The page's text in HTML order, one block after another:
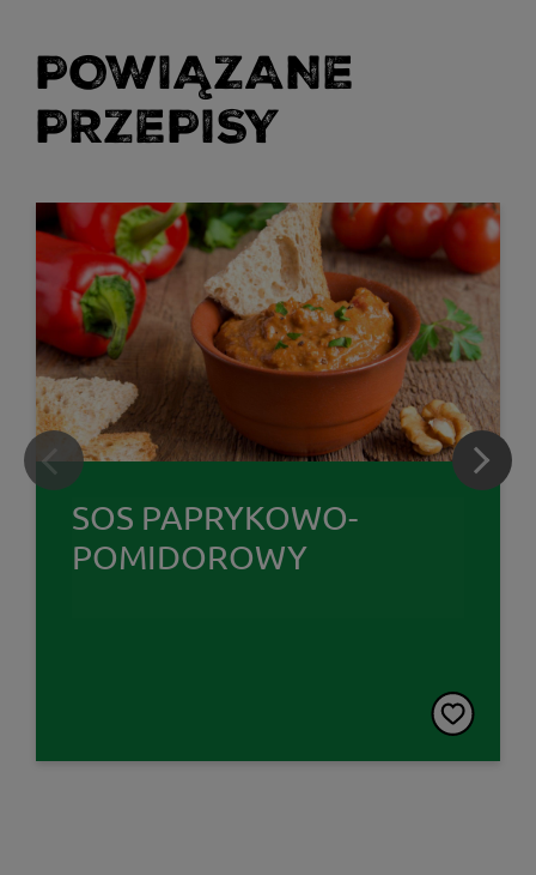
POWIĄZANE
PRZEPISY
SOS PAPRYKOWO-
POMIDOROWY